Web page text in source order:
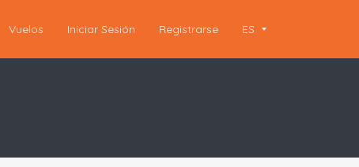
Vuelos Iniciar Sesión Registrarse ES